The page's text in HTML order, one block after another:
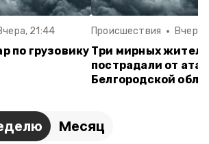
21:44
по грузовику
Происшествия Вчера,
Три мирных жителя
пострадали от
Белгородской
Месяц